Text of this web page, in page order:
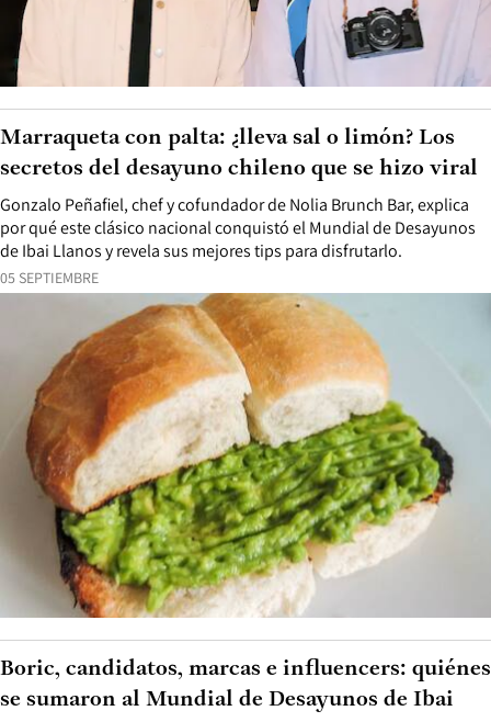
05 SEPTIEMBRE
Gonzalo Peñafiel, chef y cofundador de Nolia Brunch Bar, explica
por qué este clásico nacional conquistó el Mundial de Desayunos
de Ibai Llanos y revela sus mejores tips para disfrutarlo.
Marraqueta con palta: ¿lleva sal o limón? Los
secretos del desayuno chileno que se hizo viral
Boric, candidatos, marcas e influencers: quiénes
se sumaron al Mundial de Desayunos de Ibai